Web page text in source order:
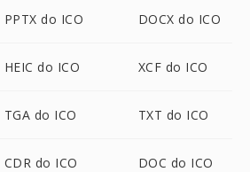
PPTX do ICO DOCX do ICO
HEIC do ICO XCF do ICO
TGA do ICO TXT do ICO
CDR do ICO DOC do ICO